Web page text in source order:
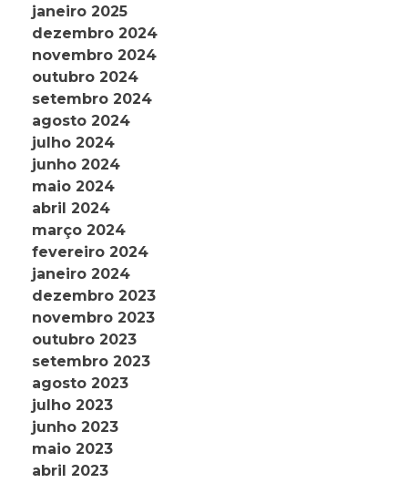
janeiro 2025
dezembro 2024
novembro 2024
outubro 2024
setembro 2024
agosto 2024
julho 2024
junho 2024
maio 2024
abril 2024
março 2024
fevereiro 2024
janeiro 2024
dezembro 2023
novembro 2023
outubro 2023
setembro 2023
agosto 2023
julho 2023
junho 2023
maio 2023
abril 2023